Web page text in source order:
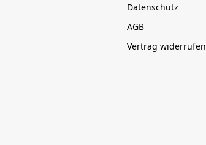
Datenschutz
AGB
Vertrag widerrufen